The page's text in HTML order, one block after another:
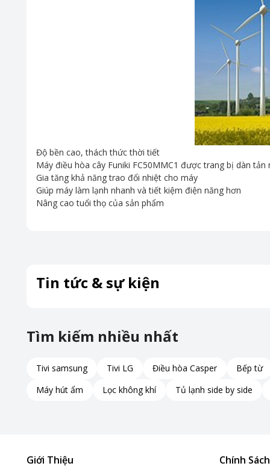
Độ bền cao, thách thức thời tiết
Máy điều hòa cây Funiki FC50MMC1 được trang bị dàn
Gia tăng khả năng trao đổi nhiệt cho máy
Giúp máy làm lạnh nhanh và tiết kiệm điện năng hơn
Nâng cao tuổi thọ của sản phẩm
Tin tức & sự kiện
Tìm kiếm nhiều nhất
Tivi samsung Tivi LG Điều hòa Casper
Bếp từ
Máy hút ẩm
Lọc không khí Tủ lạnh side by side
Giới Thiệu Chính Sách